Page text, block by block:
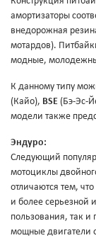
амортизаторы
внедорожная
мотардов).
модные,
К данному типу
(Кайо), BSE (Бэ-Эс-
модели также
Эндуро:
Следующий
мотоциклы
отличаются тем,
и более серьезной
пользования, так и
мощные двигатели